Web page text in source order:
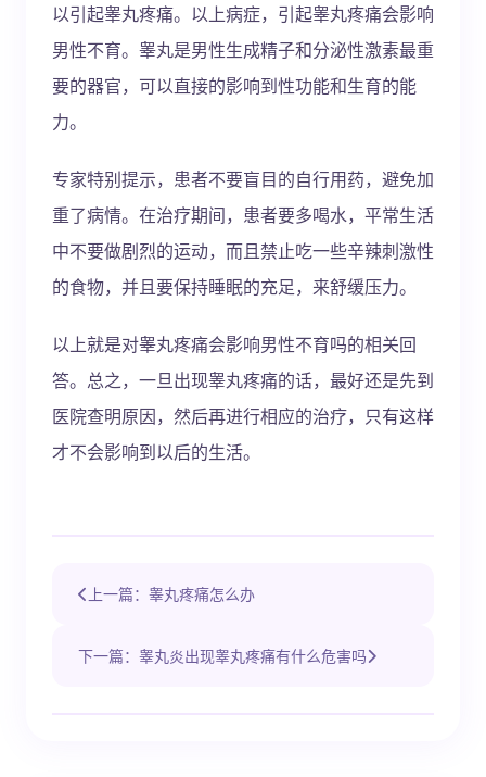
以引起睾丸疼痛。以上病症，引起睾丸疼痛会影响
男性不育。睾丸是男性生成精子和分泌性激素最重
要的器官，可以直接的影响到性功能和生育的能
力。
专家特别提示，患者不要盲目的自行用药，避免加
重了病情。在治疗期间，患者要多喝水，平常生活
中不要做剧烈的运动，而且禁止吃一些辛辣刺激性
的食物，并且要保持睡眠的充足，来舒缓压力。
以上就是对睾丸疼痛会影响男性不育吗的相关回
答。总之，一旦出现睾丸疼痛的话，最好还是先到
医院查明原因，然后再进行相应的治疗，只有这样
才不会影响到以后的生活。
上一篇：睾丸疼痛怎么办
下一篇：睾丸炎出现睾丸疼痛有什么危害吗